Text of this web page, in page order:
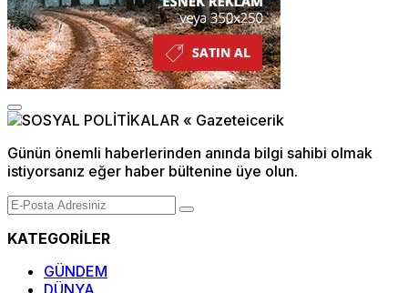
Günün önemli haberlerinden anında bilgi sahibi olmak
istiyorsanız eğer haber bültenine üye olun.
KATEGORİLER
GÜNDEM